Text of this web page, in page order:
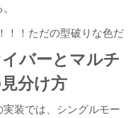
！！ただの型破りな色だ
バーとマルチ
分け方
装では、シングルモー